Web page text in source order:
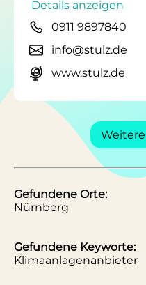
Details anzeigen
0911 9897840
info@stulz.de
www.stulz.de
Gefundene Orte:
Nürnberg
Gefundene Keyworte:
Klimaanlagenanbieter